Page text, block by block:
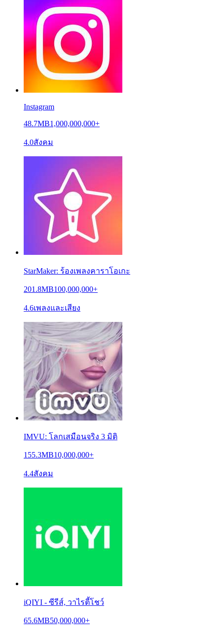
Instagram
48.7MB1,000,000,000+
4.0สังคม
StarMaker: ร้องเพลงคาราโอเกะ
201.8MB100,000,000+
4.6เพลงและเสียง
IMVU: โลกเสมือนจริง 3 มิติ
155.3MB10,000,000+
4.4สังคม
iQIYI - ซีรีส์,​ วาไรตี้โชว์
65.6MB50,000,000+